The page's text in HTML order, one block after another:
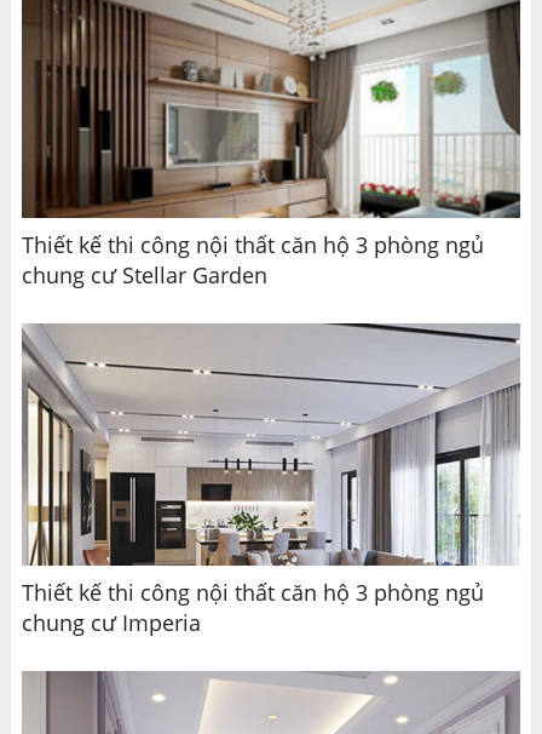
Thiết kế thi công nội thất căn hộ 3 phòng ngủ
chung cư Stellar Garden
Thiết kế thi công nội thất căn hộ 3 phòng ngủ
chung cư Imperia